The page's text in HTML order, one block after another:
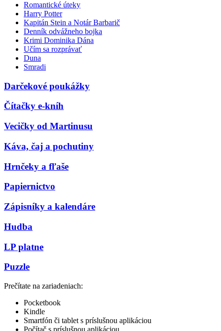
Romantické úteky
Harry Potter
Kapitán Stein a Notár Barbarič
Denník odvážneho bojka
Krimi Dominika Dána
Učím sa rozprávať
Duna
Smradi
Darčekové poukážky
Čítačky e-kníh
Vecičky od Martinusu
Káva, čaj a pochutiny
Hrnčeky a fľaše
Papiernictvo
Zápisníky a kalendáre
Hudba
LP platne
Puzzle
Prečítate na zariadeniach:
Pocketbook
Kindle
Smartfón či tablet s príslušnou aplikáciou
Počítač s príslušnou aplikáciou